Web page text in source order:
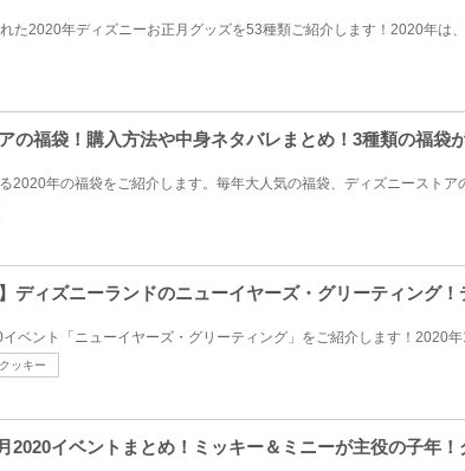
た2020年ディズニーお正月グッズを53種類ご紹介します！2020年は
の福袋！購入方法や中身ネタバレまとめ！3種類の福袋
2020年の福袋をご紹介します。毎年大人気の福袋、ディズニーストア
ディズニーランドのニューイヤーズ・グリーティング
ベント「ニューイヤーズ・グリーティング」をご紹介します！2020
ッキー
2020イベントまとめ！ミッキー＆ミニーが主役の子年！